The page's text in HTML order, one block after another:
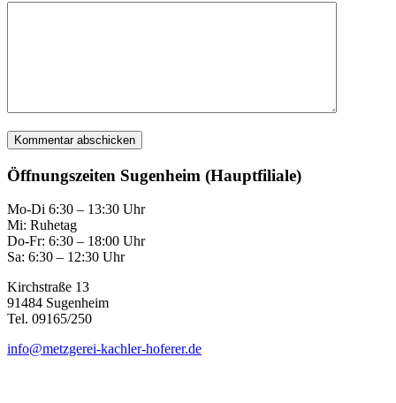
Öffnungszeiten Sugenheim (Hauptfiliale)
Mo-Di 6:30 – 13:30 Uhr
Mi: Ruhetag
Do-Fr: 6:30 – 18:00 Uhr
Sa: 6:30 – 12:30 Uhr
Kirchstraße 13
91484 Sugenheim
Tel. 09165/250
info@metzgerei-kachler-hoferer.de